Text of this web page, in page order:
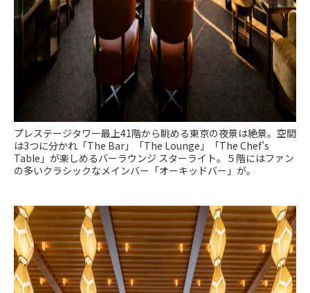
プレステージタワー最上41階から眺める東京の夜景は絶景。空間
は3つに分かれ「The Bar」「The Lounge」「The Chef’s
Table」が楽しめるバーラウンジ スターライト。５階にはファン
の多いクラシックなメインバー「オーキッドバー」が。